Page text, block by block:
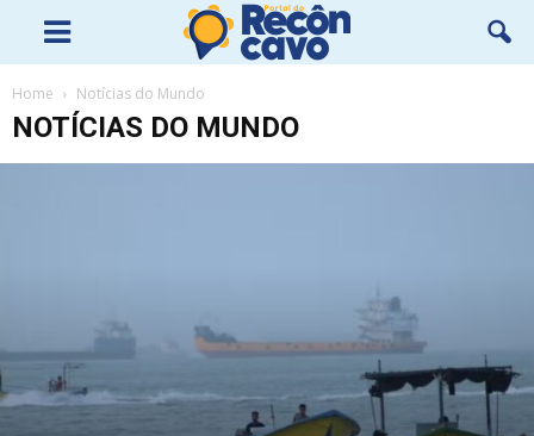
Home Notícias do Mundo
NOTÍCIAS DO MUNDO